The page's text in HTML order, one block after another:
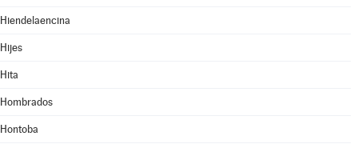
Hiendelaencina
Hijes
Hita
Hombrados
Hontoba